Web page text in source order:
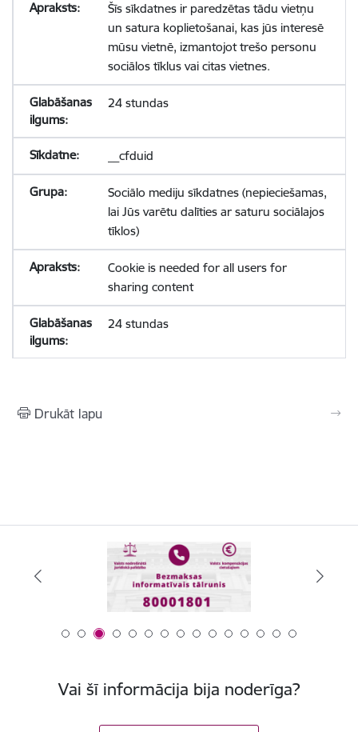
Šīs sīkdatnes ir paredzētas tādu vietņu
un satura koplietošanai, kas jūs interesē
mūsu vietnē, izmantojot trešo personu
sociālos tīklus vai citas vietnes.
24 stundas
__cfduid
Sociālo mediju sīkdatnes (nepieciešamas,
lai Jūs varētu dalīties ar saturu sociālajos
tīklos)
Cookie is needed for all users for
sharing content
24 stundas
Drukāt lapu
Vai šī informācija bija noderīga?